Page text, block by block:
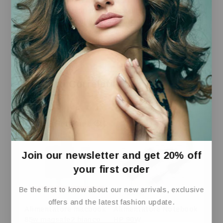
per chi cerca una soluzione multifunzionale,
compatta e con elevate prestazioni, capace di
gestire le esigenze di stampa e documentazione
in modo rapido ed efficiente.
Prodotti Correlati
Join our newsletter and get 20% off
your first order
Be the first to know about our new arrivals, exclusive
offers and the latest fashion update.